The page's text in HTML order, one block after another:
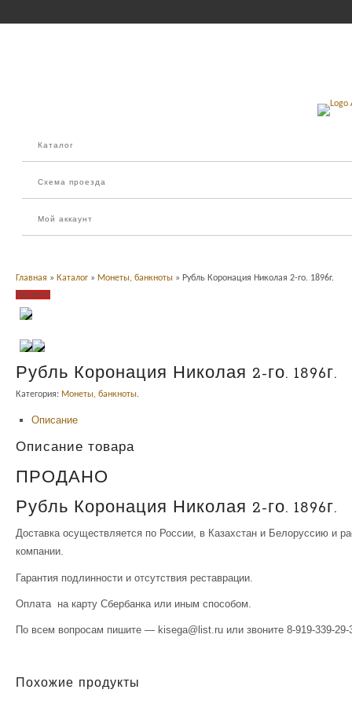
Каталог
Схема проезда
Мой аккаунт
Главная » Каталог » Монеты, банкноты » Рубль Коронация Николая 2-го. 1896г.
Продано
Рубль Коронация Николая 2-го. 1896г.
Категория: Монеты, банкноты.
Описание
Описание товара
ПРОДАНО
Рубль Коронация Николая 2-го. 1896г.
Доставка осуществляется по России, в Казахстан и Белоруссию и
компании.
Гарантия подлинности и отсутствия реставрации.
Оплата на карту Сбербанка или иным способом.
По всем вопросам пишите — kisega@list.ru или звоните 8-919-339-29-
Похожие продукты